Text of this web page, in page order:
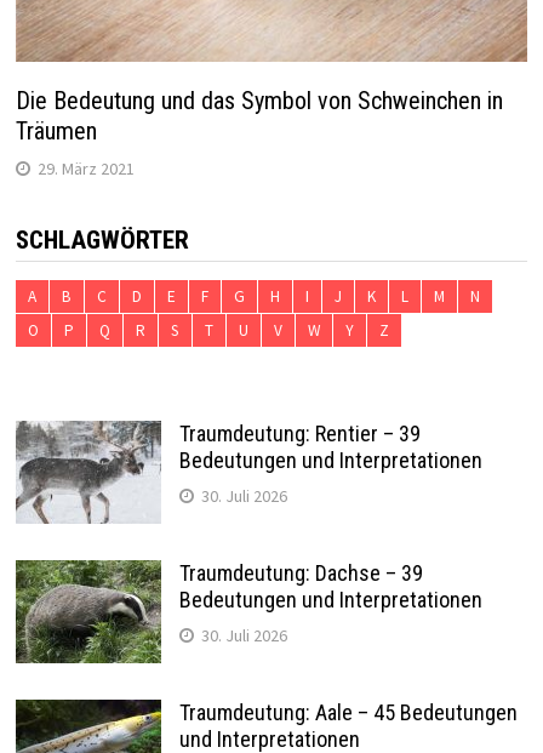
Die Bedeutung und das Symbol von Schweinchen in
Träumen
29. März 2021
SCHLAGWÖRTER
A B C D E F G H I J K L M
N
O
P Q R S T U V W Y Z
Traumdeutung: Rentier – 39
Bedeutungen und Interpretationen
30. Juli 2026
Traumdeutung: Dachse – 39
Bedeutungen und Interpretationen
30. Juli 2026
Traumdeutung: Aale – 45 Bedeutungen
und Interpretationen